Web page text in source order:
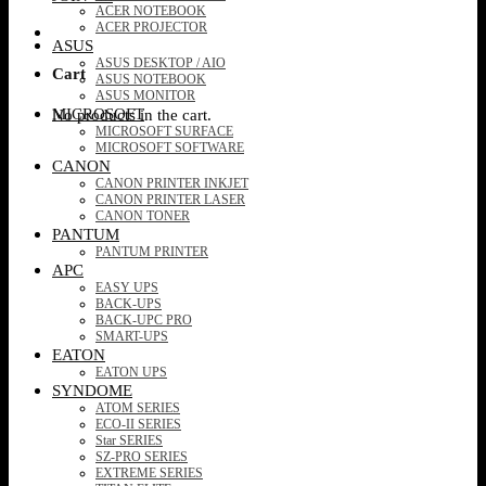
Cart
No products in the cart.
ACER NOTEBOOK
ACER PROJECTOR
ASUS
ASUS DESKTOP / AIO
ASUS NOTEBOOK
ASUS MONITOR
MICROSOFT
MICROSOFT SURFACE
MICROSOFT SOFTWARE
CANON
CANON PRINTER INKJET
CANON PRINTER LASER
CANON TONER
PANTUM
PANTUM PRINTER
APC
EASY UPS
BACK-UPS
BACK-UPC PRO
SMART-UPS
EATON
EATON UPS
SYNDOME
ATOM SERIES
ECO-II SERIES
Star SERIES
SZ-PRO SERIES
EXTREME SERIES